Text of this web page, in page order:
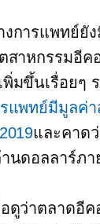
การแพทย์ยั
สาหกรรมอีค
มขึ้นเรื่อยๆ
แพทย์มีมูลค่า
และคาด
นดอลลาร์ภา
ดูว่าตลาดอีค